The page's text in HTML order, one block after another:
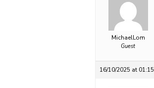
MichaelLom
Guest
16/10/2025 at 01:15